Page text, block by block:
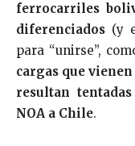
ferrocarriles
diferenciados (y
para “unirse”,
cargas que
resultan
NOA a Chile.